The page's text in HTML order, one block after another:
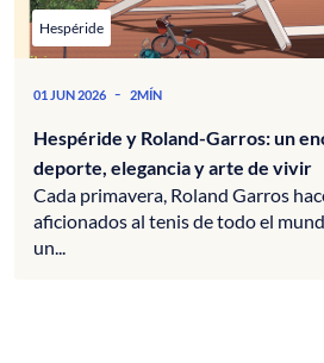
Hespéride
01 JUN 2026 - 2MÍN
Hespéride y Roland-Garros: un
deporte, elegancia y arte de vivir
Cada primavera, Roland Garros
aficionados al tenis de todo el
un...